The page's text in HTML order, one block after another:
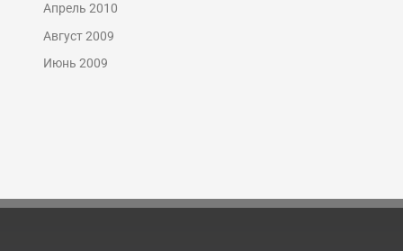
Апрель 2010
Август 2009
Июнь 2009